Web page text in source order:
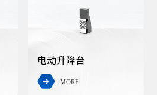
电动升降台
 MORE